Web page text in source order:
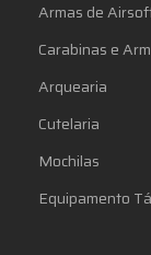
Armas de
Carabinas e
Arquearia
Cutelaria
Mochilas
Equipamento